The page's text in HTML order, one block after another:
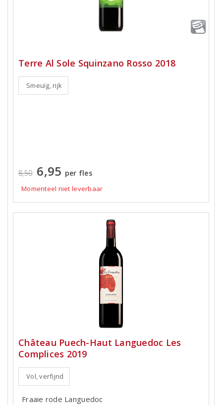
Terre Al Sole Squinzano Rosso 2018
Smeuïg, rijk
8,50 6,95 per fles
Momenteel niet leverbaar
Château Puech-Haut Languedoc Les
Complices 2019
Vol, verfijnd
Fraaie rode Languedoc